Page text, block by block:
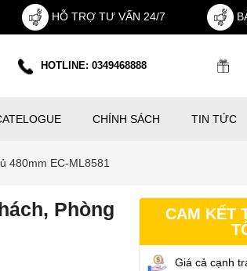
HỖ TRỢ TƯ VẤN 24/7
HOTLINE: 0349468888
CHÍNH SÁCH TIN TỨC
480mm EC-ML8581
Phòng
CAM KẾT
Giá cả cạnh